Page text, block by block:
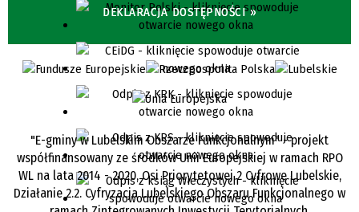
DEKLARACJA DOSTĘPNOŚCI »
"E-gminy w Lubelskim Obszarze Funkcjonalnym" - projekt
współfinansowany ze środków Unii Europejskiej w ramach RPO
WL na lata 2014 - 2020, Osi Priorytetowej 2 Cyfrowe Lubelskie,
Działanie 2.2. Cyfryzacja Lubelskiego Obszaru Funkcjonalnego w